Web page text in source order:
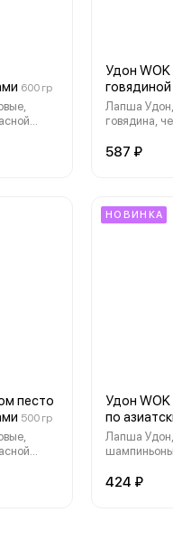
600 гр
Удон
говядиной
Лапша
говядина,
соусы,
587 ₽
песто
500 гр
соусы,
НОВИНКА
Удон
по
Лапша
морковь по-
424 ₽